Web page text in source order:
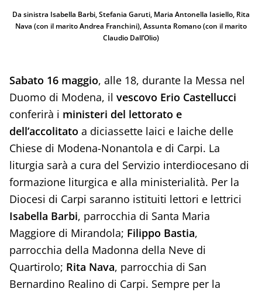
Da sinistra Isabella Barbi, Stefania Garuti, Maria Antonella Iasiello, Rita
Nava (con il marito Andrea Franchini), Assunta Romano (con il marito
Claudio Dall’Olio)
Sabato 16 maggio, alle 18, durante la Messa nel
Duomo di Modena, il vescovo Erio Castellucci
conferirà i ministeri del lettorato e
dell’accolitato a diciassette laici e laiche delle
Chiese di Modena-Nonantola e di Carpi. La
liturgia sarà a cura del Servizio interdiocesano di
formazione liturgica e alla ministerialità. Per la
Diocesi di Carpi saranno istituiti lettori e lettrici
Isabella Barbi, parrocchia di Santa Maria
Maggiore di Mirandola; Filippo Bastia,
parrocchia della Madonna della Neve di
Quartirolo; Rita Nava, parrocchia di San
Bernardino Realino di Carpi. Sempre per la